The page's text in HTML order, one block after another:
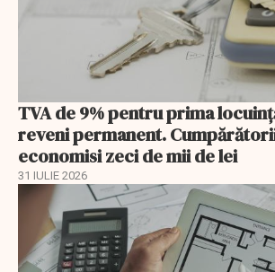
TVA de 9% pentru prima
reveni permanent.
economisi zeci de mii de lei
31 IULIE 2026